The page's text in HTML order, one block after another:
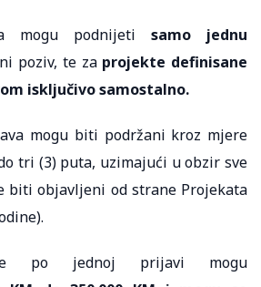
mogu podnijeti samo jednu
poziv, te za projekte definisane
isključivo samostalno.
mogu biti podržani kroz mjere
tri (3) puta, uzimajući u obzir sve
biti objavljeni od strane Projekata
po jednoj prijavi mogu